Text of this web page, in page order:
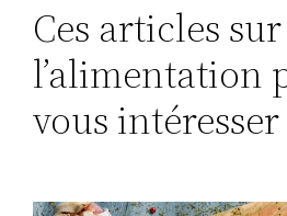
Ces articles sur
l’alimentation
vous intéresser